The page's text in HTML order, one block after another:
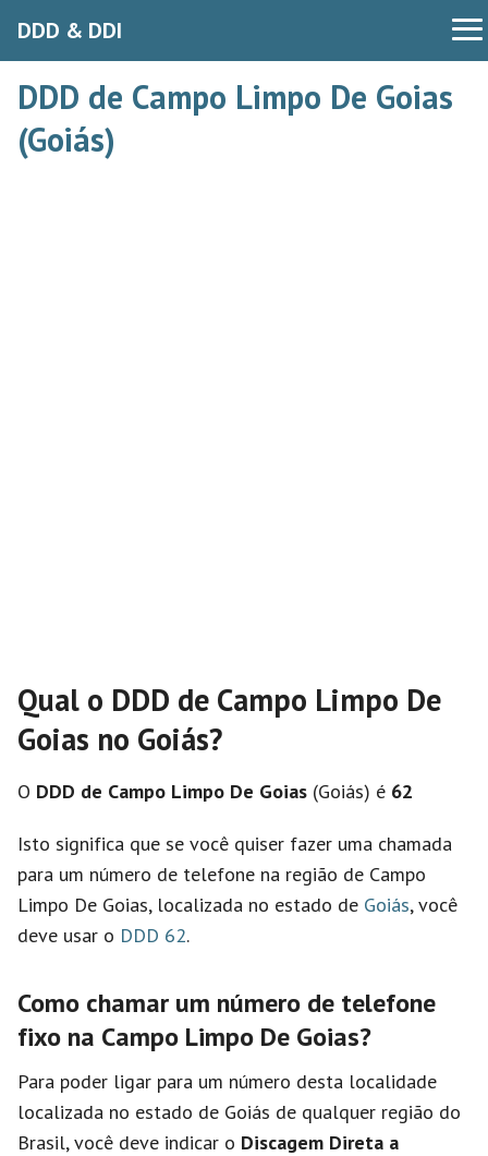
DDD & DDI
DDD de Campo Limpo De Goias
(Goiás)
Qual o DDD de Campo Limpo De
Goias no Goiás?
O DDD de Campo Limpo De Goias (Goiás) é 62
Isto significa que se você quiser fazer uma chamada
para um número de telefone na região de Campo
Limpo De Goias, localizada no estado de Goiás, você
deve usar o DDD 62.
Como chamar um número de telefone
fixo na Campo Limpo De Goias?
Para poder ligar para um número desta localidade
localizada no estado de Goiás de qualquer região do
Brasil, você deve indicar o Discagem Direta a